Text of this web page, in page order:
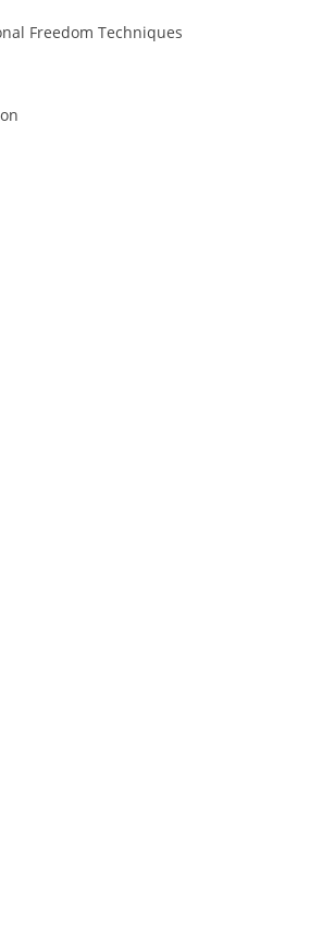
Freedom Techniques